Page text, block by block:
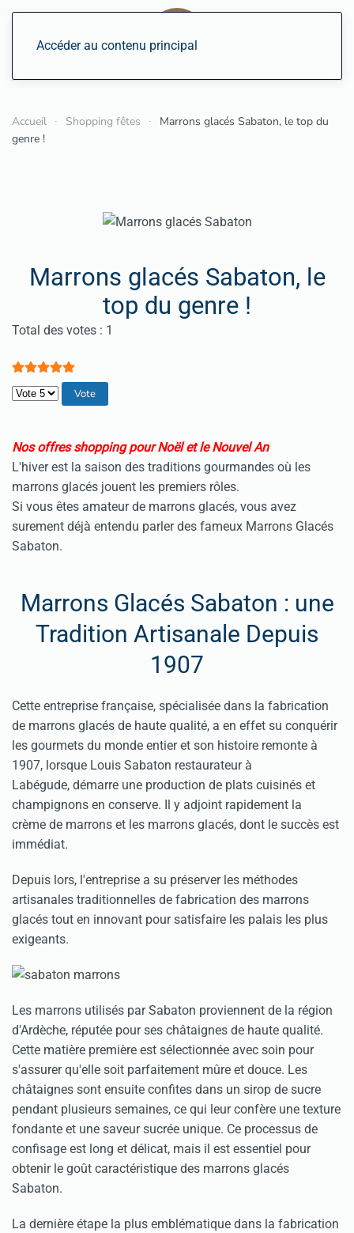
Accéder au contenu principal
Accueil Shopping fêtes
Marrons glacés Sabaton, le top du
genre !
Marrons glacés Sabaton, le
top du genre !
Vote utilisateur:5/
Total des votes : 1
Veuillez voter
Nos offres shopping pour Noël et le Nouvel An
L'hiver est la saison des traditions gourmandes où les
marrons glacés jouent les premiers rôles.
Si vous êtes amateur de marrons glacés, vous avez
surement déjà entendu parler des fameux Marrons Glacés
Sabaton.
Marrons Glacés Sabaton : une
Tradition Artisanale Depuis
1907
Cette entreprise française, spécialisée dans la fabrication
de marrons glacés de haute qualité, a en effet su conquérir
les gourmets du monde entier et son histoire remonte à
1907, lorsque Louis Sabaton restaurateur à
Labégude, démarre une production de plats cuisinés et
champignons en conserve. Il y adjoint rapidement la
crème de marrons et les marrons glacés, dont le succès est
immédiat.
Depuis lors, l'entreprise a su préserver les méthodes
artisanales traditionnelles de fabrication des marrons
glacés tout en innovant pour satisfaire les palais les plus
exigeants.
Les marrons utilisés par Sabaton proviennent de la région
d'Ardèche, réputée pour ses châtaignes de haute qualité.
Cette matière première est sélectionnée avec soin pour
s'assurer qu'elle soit parfaitement mûre et douce. Les
châtaignes sont ensuite confites dans un sirop de sucre
pendant plusieurs semaines, ce qui leur confère une texture
fondante et une saveur sucrée unique. Ce processus de
confisage est long et délicat, mais il est essentiel pour
obtenir le goût caractéristique des marrons glacés
Sabaton.
La dernière étape la plus emblématique dans la fabrication